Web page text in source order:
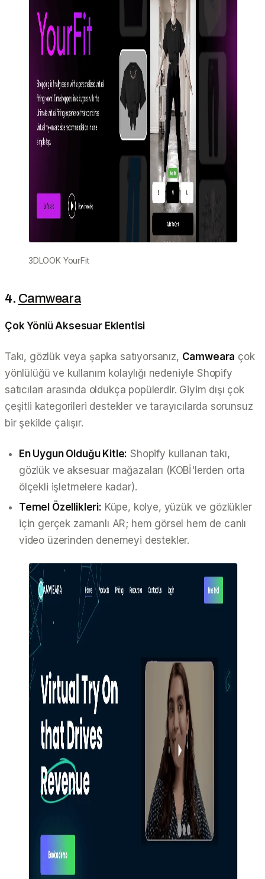
3DLOOK YourFit
4. Camweara
Çok Yönlü Aksesuar Eklentisi
Takı, gözlük veya şapka satıyorsanız, Camweara çok
yönlülüğü ve kullanım kolaylığı nedeniyle Shopify
satıcıları arasında oldukça popülerdir. Giyim dışı çok
çeşitli kategorileri destekler ve tarayıcılarda sorunsuz
bir şekilde çalışır.
En Uygun Olduğu Kitle: Shopify kullanan takı,
gözlük ve aksesuar mağazaları (KOBİ'lerden orta
ölçekli işletmelere kadar).
Temel Özellikleri: Küpe, kolye, yüzük ve gözlükler
için gerçek zamanlı AR; hem görsel hem de canlı
video üzerinden denemeyi destekler.